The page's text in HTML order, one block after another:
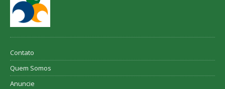
Contato
Quem Somos
Anuncie